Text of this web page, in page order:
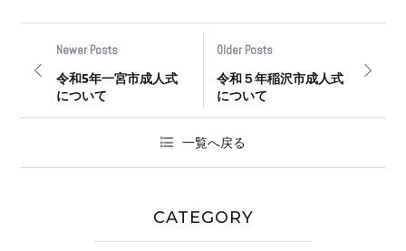
Newer Posts
令和5年一宮市成人式
について
Older Posts
令和５年稲沢市成人式
について
一覧へ戻る
CATEGORY